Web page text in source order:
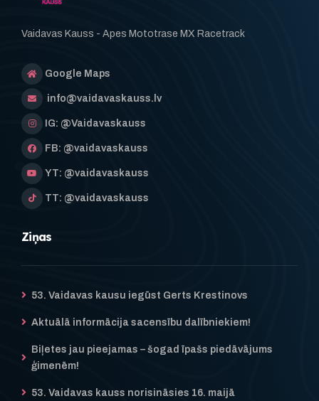
Vaidavas Kauss - Apes Mototrase MX Racetrack
Google Maps
info@vaidavaskauss.lv
IG: @Vaidavaskauss
FB: @vaidavaskauss
YT: @vaidavaskauss
TT: @vaidavaskauss
Ziņas
53. Vaidavas kausu iegūst Gerts Krestinovs
Aktuālā informācija sacensību dalībniekiem!
Biļetes jau pieejamas – šogad īpašs piedāvājums
ģimenēm!
53. Vaidavas kauss norisināsies 16. maijā